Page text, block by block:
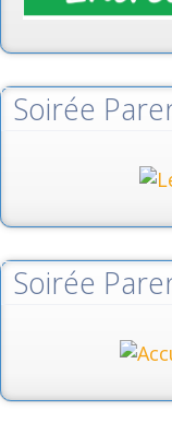
Soirée
Soirée